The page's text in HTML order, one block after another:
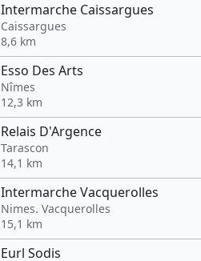
Intermarche Caissargues
Caissargues
8,6 km
Esso Des Arts
Nîmes
12,3 km
Relais D'Argence
Tarascon
14,1 km
Intermarche Vacquerolles
Nimes. Vacquerolles
15,1 km
Eurl Sodis